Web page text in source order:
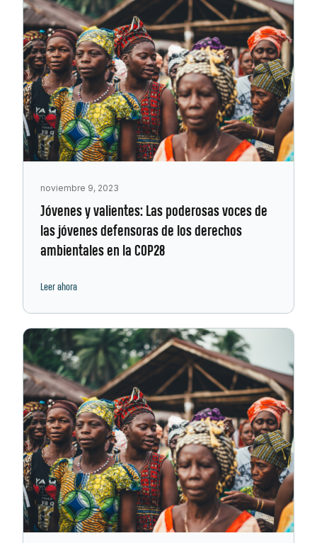
noviembre 9, 2023
Jóvenes y valientes: Las poderosas voces de
las jóvenes defensoras de los derechos
ambientales en la COP28
Leer ahora